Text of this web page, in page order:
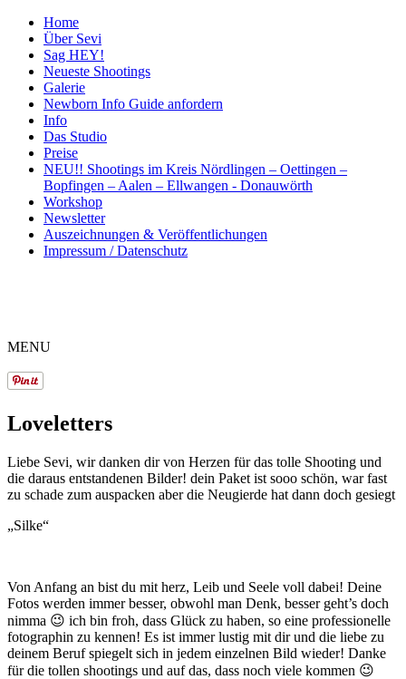
Home
Über Sevi
Sag HEY!
Neueste Shootings
Galerie
Newborn Info Guide anfordern
Info
Das Studio
Preise
NEU!! Shootings im Kreis Nördlingen – Oettingen –
Bopfingen – Aalen – Ellwangen - Donauwörth
Workshop
Newsletter
Auszeichnungen & Veröffentlichungen
Impressum / Datenschutz
MENU
Loveletters
Liebe Sevi, wir danken dir von Herzen für das tolle Shooting und
die daraus entstandenen Bilder! dein Paket ist sooo schön, war fast
zu schade zum auspacken aber die Neugierde hat dann doch gesiegt
„Silke“
Von Anfang an bist du mit herz, Leib und Seele voll dabei! Deine
Fotos werden immer besser, obwohl man Denk, besser geht’s doch
nimma 😉 ich bin froh, dass Glück zu haben, so eine professionelle
fotographin zu kennen! Es ist immer lustig mit dir und die liebe zu
deinem Beruf spiegelt sich in jedem einzelnen Bild wieder! Danke
für die tollen shootings und auf das, dass noch viele kommen 😉